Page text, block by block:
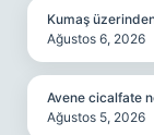
Kumaş üzerinden
Ağustos 6, 2026
Avene cicalfate
Ağustos 5, 2026